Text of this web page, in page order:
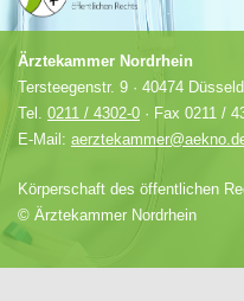
Ärztekammer Nordrhein
Tersteegenstr. 9 · 40474
Tel. 0211 / 4302-0 · Fax 0211 /
E-Mail:
Körperschaft des öffentlichen
© Ärztekammer Nordrhein